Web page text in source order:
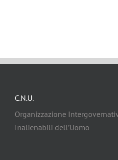
C.N.U.
Organizzazione
Inalienabili dell’Uomo